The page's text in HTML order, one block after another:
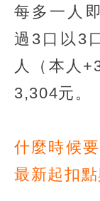
每多一人
過3口以3
人（本人
3,304元。
什麼時候
最新起扣